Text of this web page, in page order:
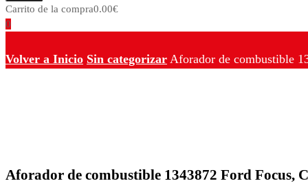
Carrito de la compra0.00€
0
Volver a Inicio Sin categorizar Aforador de combustible
Aforador de combustible 1343872 Ford Focus,